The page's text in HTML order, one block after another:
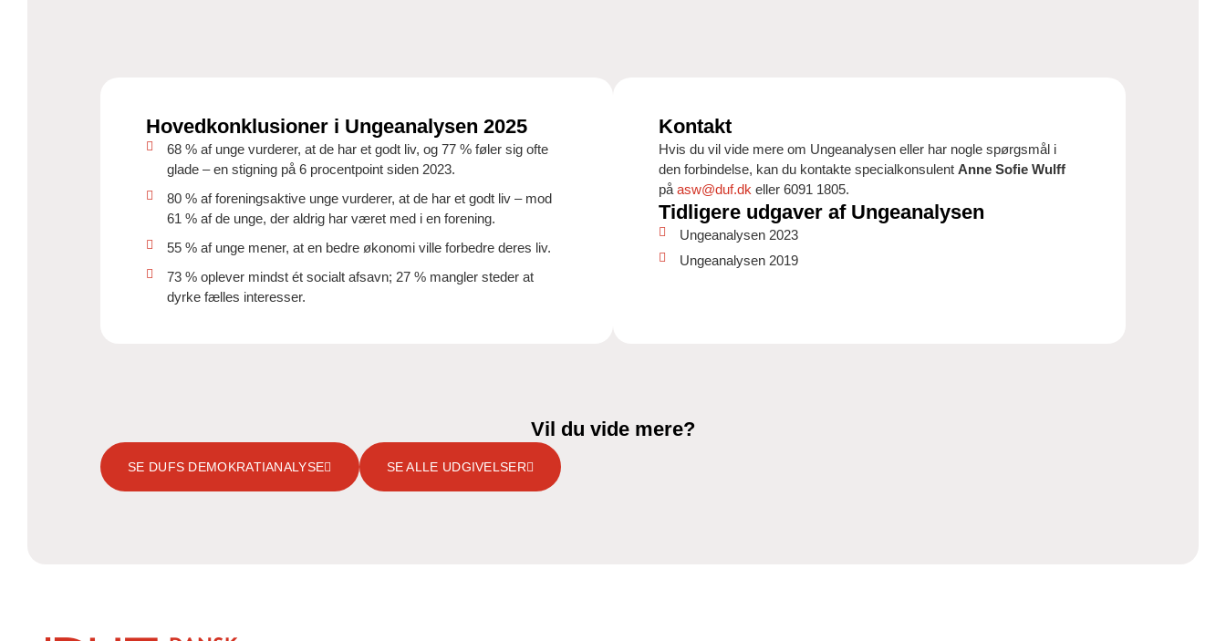
Hovedkonklusioner i Ungeanalysen 2025
68 % af unge vurderer, at de har et godt liv, og 77 % føler sig ofte
glade – en stigning på 6 procentpoint siden 2023.
80 % af foreningsaktive unge vurderer, at de har et godt liv – mod
61 % af de unge, der aldrig har været med i en forening.
55 % af unge mener, at en bedre økonomi ville forbedre deres liv.
73 % oplever mindst ét socialt afsavn; 27 % mangler steder at
dyrke fælles interesser.
Kontakt
Hvis du vil vide mere om Ungeanalysen eller har nogle spørgsmål i
den forbindelse, kan du kontakte specialkonsulent Anne Sofie Wulff
på asw@duf.dk eller 6091 1805.
Tidligere udgaver af Ungeanalysen
Ungeanalysen 2023
Ungeanalysen 2019
Vil du vide mere?
SE DUFS DEMOKRATIANALYSE SE ALLE UDGIVELSER